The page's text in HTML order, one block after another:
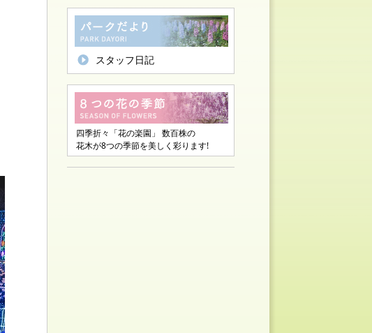
スタッフ日記
四季折々「花の楽園」 数百株の
花木が8つの季節を美しく彩ります!